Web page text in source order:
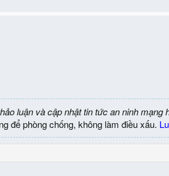
luận và cập nhật tin tức an ninh mạng
để phòng chống, không làm điều xấu.